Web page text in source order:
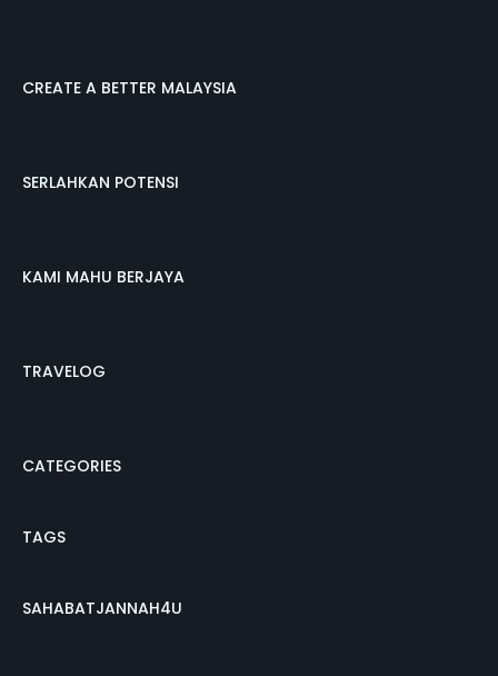
CREATE A BETTER MALAYSIA
SERLAHKAN POTENSI
KAMI MAHU BERJAYA
TRAVELOG
CATEGORIES
TAGS
SAHABATJANNAH4U